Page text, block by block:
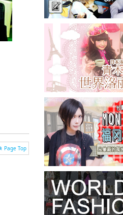
Page Top
Little Stand 大名店 〜 严格
吃之旅 in 福冈市！〜
2023.02.28
东筑轩 折尾本社乌冬店